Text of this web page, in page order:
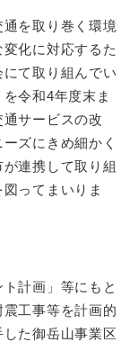
を取り巻く環境
化に対応するた
て取り組んでい
令和4年度末ま
サービスの改
ズにきめ細かく
連携して取り組
ってまいりま
計画」等にもと
工事等を計画的
た御岳山事業区